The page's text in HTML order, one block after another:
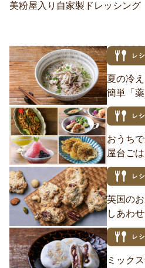
美粉屋入り自家製ドレッシング
夏の冷え
簡単「
おうち
屋台ご
英国の
しあわ
ミック